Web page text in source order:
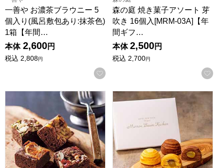
一善や お濃茶ブラウニー 5
個入り(風呂敷包あり:抹茶色)
1箱【年間…
本体 2,600円
税込 2,808円
お気に入りに登録する
森の庭 焼き菓子アソート 芽
吹き 16個入[MRM-03A]【年
間ギフ…
本体 2,500円
税込 2,700円
ホシフルーツ ナッツとドライフルーツの贅沢ブラウニー 9
ホテルニューオータニ マロ